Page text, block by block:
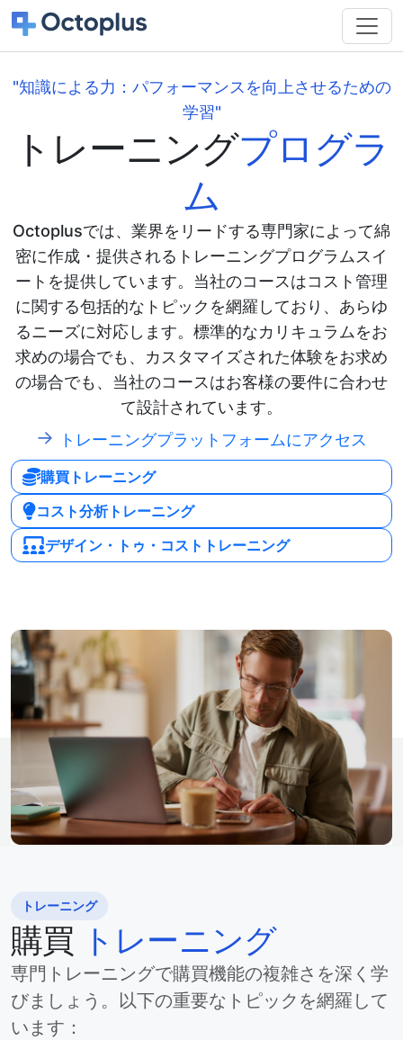
"知識による力：パフォーマンスを向上させるための
学習"
トレーニングプログラ
ム
Octoplusでは、業界をリードする専門家によって綿
密に作成・提供されるトレーニングプログラムスイ
ートを提供しています。当社のコースはコスト管理
に関する包括的なトピックを網羅しており、あらゆ
るニーズに対応します。標準的なカリキュラムをお
求めの場合でも、カスタマイズされた体験をお求め
の場合でも、当社のコースはお客様の要件に合わせ
て設計されています。
トレーニングプラットフォームにアクセス
購買トレーニング
コスト分析トレーニング
デザイン・トゥ・コストトレーニング
トレーニング
購買 トレーニング
専門トレーニングで購買機能の複雑さを深く学
びましょう。以下の重要なトピックを網羅して
います：